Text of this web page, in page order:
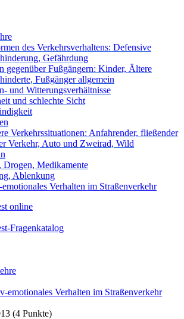
des Verkehrsverhaltens: Defensive
Gefährdung
gegenüber Fußgängern: Kinder, Ältere
Fußgänger allgemein
und Witterungsverhältnisse
und schlechte Sicht
Verkehrssituationen: Anfahrender, fließender
Verkehr, Auto und Zweirad, Wild
Medikamente
Ablenkung
Verhalten im Straßenverkehr
online
Fragenkatalog
emotionales Verhalten im Straßenverkehr
(4 Punkte)